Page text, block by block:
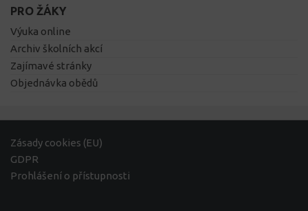
PRO ŽÁKY
Výuka online
Archiv školních akcí
Zajímavé stránky
Objednávka obědů
Zásady cookies (EU)
GDPR
Prohlášení o přístupnosti